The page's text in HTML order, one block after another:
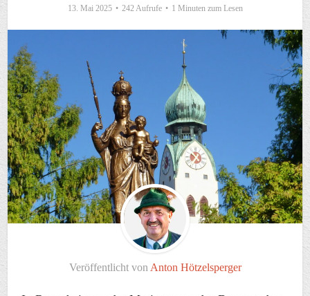
13. Mai 2025 242 Aufrufe 1 Minuten zum Lesen
Veröffentlicht von Anton Hötzelsperger